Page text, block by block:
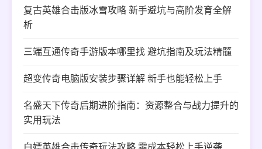
复古英雄合击版冰雪攻略 新手避坑与高阶发育全解
析
三端互通传奇手游版本哪里找 避坑指南及玩法精髓
超变传奇电脑版安装步骤详解 新手也能轻松上手
名盛天下传奇后期进阶指南：资源整合与战力提升的
实用玩法
白嫖英雄合击传奇玩法攻略 零成本轻松上手逆袭